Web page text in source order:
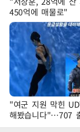
450억에 매물로"
"여군 지원 막힌
해봤습니다"…707
'완벽 소화'